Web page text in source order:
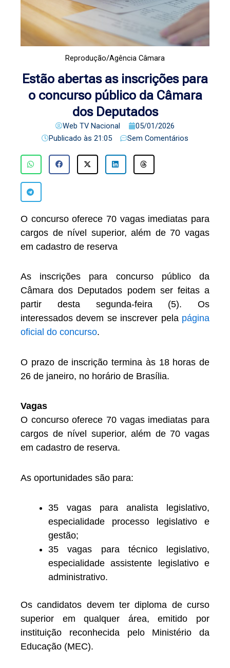
Reprodução/Agência Câmara
Estão abertas as inscrições para
o concurso público da Câmara
dos Deputados
Web TV Nacional
05/01/2026
Publicado às 21:05 Sem Comentários
O concurso oferece 70 vagas imediatas para
cargos de nível superior, além de 70 vagas
em cadastro de reserva
As inscrições para concurso público da
Câmara dos Deputados podem ser feitas a
partir desta segunda-feira (5). Os
interessados devem se inscrever pela página
oficial do concurso.
O prazo de inscrição termina às 18 horas de
26 de janeiro, no horário de Brasília.
Vagas
O concurso oferece 70 vagas imediatas para
cargos de nível superior, além de 70 vagas
em cadastro de reserva.
As oportunidades são para:
35 vagas para analista legislativo,
especialidade processo legislativo e
gestão;
35 vagas para técnico legislativo,
especialidade assistente legislativo e
administrativo.
Os candidatos devem ter diploma de curso
superior em qualquer área, emitido por
instituição reconhecida pelo Ministério da
Educação (MEC).